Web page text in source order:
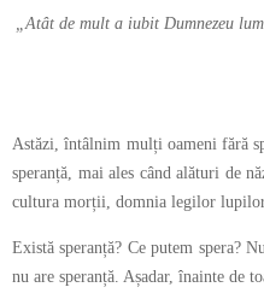
„Atât de mult a iubit Dumnezeu
Astăzi, întâlnim mulți oameni fără
speranță, mai ales când alături de
cultura morții, domnia legilor
Există speranță? Ce putem spera?
nu are speranță. Așadar, înainte de